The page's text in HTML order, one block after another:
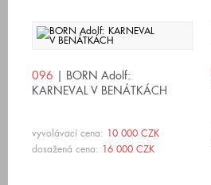
096 | BORN Adolf:
KARNEVAL V BENÁTKÁCH
vyvolávací cena: 10 000 CZK
dosažená cena: 16 000 CZK